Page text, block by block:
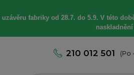
uzávěru fabriky od 28.7. do 5.9. V této
210 012 501 (Po